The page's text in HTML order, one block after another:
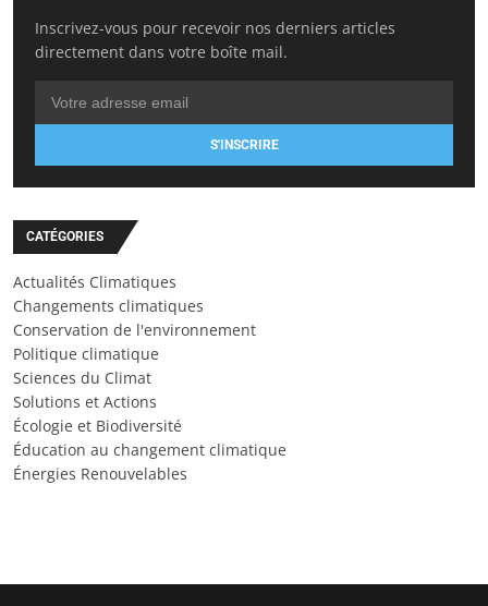
Inscrivez-vous pour recevoir nos derniers articles
directement dans votre boîte mail.
S'INSCRIRE
CATÉGORIES
Actualités Climatiques
Changements climatiques
Conservation de l'environnement
Politique climatique
Sciences du Climat
Solutions et Actions
Écologie et Biodiversité
Éducation au changement climatique
Énergies Renouvelables